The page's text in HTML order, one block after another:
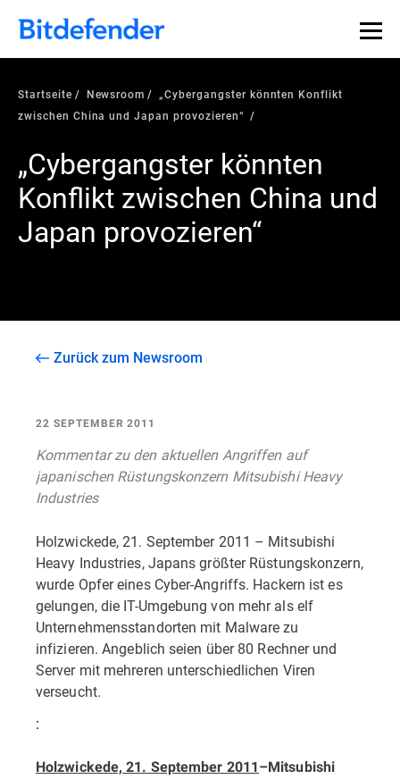
Startseite Newsroom
„Cybergangster könnten Konflikt
zwischen China und Japan provozieren“
„Cybergangster könnten
Konflikt zwischen China und
Japan provozieren“
Zurück zum Newsroom
22 SEPTEMBER 2011
Kommentar zu den aktuellen Angriffen auf
japanischen Rüstungskonzern Mitsubishi Heavy
Industries
Holzwickede, 21. September 2011 – Mitsubishi
Heavy Industries, Japans größter Rüstungskonzern,
wurde Opfer eines Cyber-Angriffs. Hackern ist es
gelungen, die IT-Umgebung von mehr als elf
Unternehmensstandorten mit Malware zu
infizieren. Angeblich seien über 80 Rechner und
Server mit mehreren unterschiedlichen Viren
verseucht.
:
Holzwickede, 21. September 2011–Mitsubishi